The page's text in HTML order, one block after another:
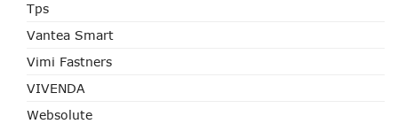
Tps
Vantea Smart
Vimi Fastners
VIVENDA
Websolute